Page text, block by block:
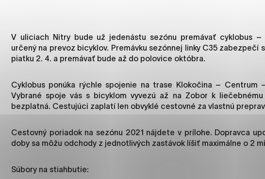
V uliciach Nitry bude už jedenástu sezónu premávať cyklobus
určený na prevoz bicyklov. Premávku sezónnej linky C35 zabezpečí
piatku 2. 4. a premávať bude až do polovice októbra.
Cyklobus ponúka rýchle spojenie na trase Klokočina – Centrum
Vybrané spoje vás s bicyklom vyvezú až na Zobor k
bezplatná. Cestujúci zaplatí len obvyklé cestovné za vlastnú
Cestovný poriadok na sezónu 2021 nájdete v prílohe. Dopravca
doby sa môžu odchody z jednotlivých zastávok líšiť maximálne o 2
Súbory na stiahbutie:
cookies
mohol stránky optimalizovať a ponúknuť im lepšiu skúsenosť. Všetky
ich spojiť s konkrétnou osobou.